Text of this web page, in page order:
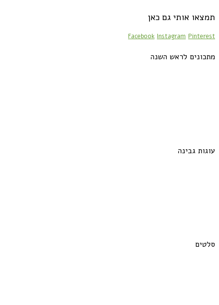
תמצאו אותי גם כאן
Facebook Instagram Pinterest
מתכונים לראש השנה
עוגות גבינה
סלטים